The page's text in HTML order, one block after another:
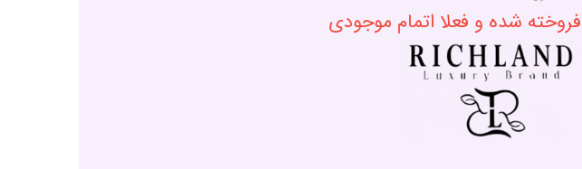
فروخته شده و فعلا اتمام موجودی